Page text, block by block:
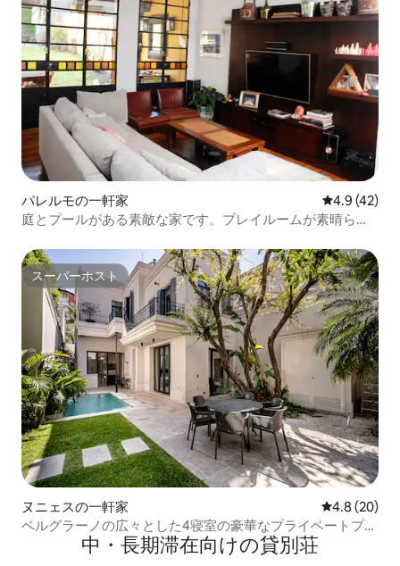
パレルモの一軒家 レビュー42
4.9 (42)
庭とプールがある素敵な家です。プレイルームが素晴らし
スーパーホスト
スーパーホスト
ヌニェスの一軒家 レビュー20
4.8 (20)
ベルグラーノの広々とした4寝室の豪華なプライベートプー
中・長期滞在向けの貸別荘